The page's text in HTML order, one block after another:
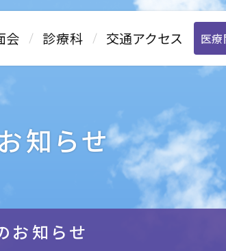
会 診療科 交通アクセス 医
知らせ
お知らせ